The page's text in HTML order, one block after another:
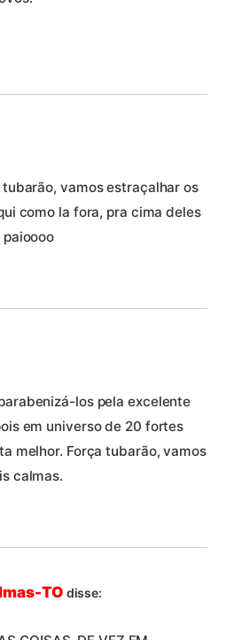
vamos estraçalhar os
como la fora, pra cima deles
los pela excelente
em universo de 20 fortes
melhor. Força tubarão, vamos
calmas.
TO disse: